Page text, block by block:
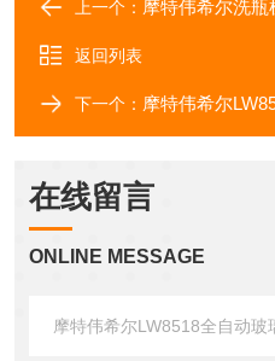
上一个： 摩特伟希尔洗瓶
返回列表
下一个： 摩特伟希尔
在线留言
ONLINE MESSAGE